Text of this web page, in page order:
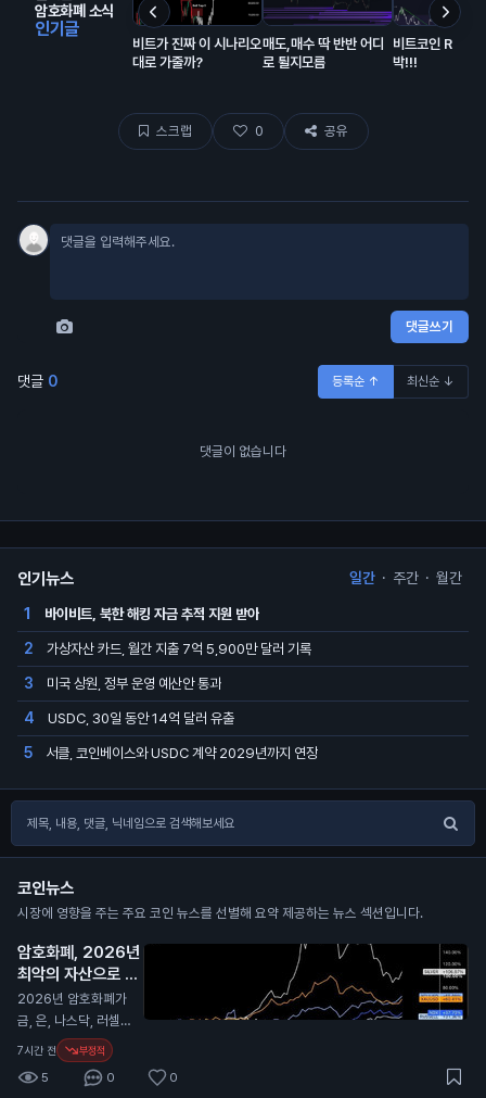
암호화폐 소식
인기글
비트가 진짜 이 시나리오
대로 가줄까?
매도,매수 딱 반반 어디
로 튈지모름
비트코인 RSI 돌
박!!!
스크랩 0 공유
댓글쓰기
댓글 0 등록순 ↑ 최신순 ↓
댓글이 없습니다
인기뉴스 일간 · 주간 · 월간
1 바이비트, 북한 해킹 자금 추적 지원 받아
2 가상자산 카드, 월간 지출 7억 5,900만 달러 기록
3 미국 상원, 정부 운영 예산안 통과
4 USDC, 30일 동안 14억 달러 유출
5 서클, 코인베이스와 USDC 계약 2029년까지 연장
코인뉴스
시장에 영향을 주는 주요 코인 뉴스를 선별해 요약 제공하는 뉴스 섹션입니다.
암호화폐, 2026년
최악의 자산으로 평
가
N
2026년 암호화폐가
금, 은, 나스닥, 러셀 2
000과 비교해 최악
의 성과를 보였습니
다. 이 보고서는 암호
7시간 전 부정적
5 0 0